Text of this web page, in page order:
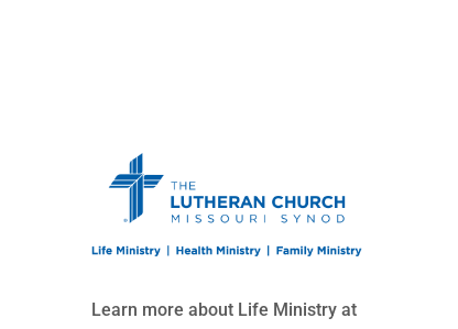
Learn more about Life Ministry at